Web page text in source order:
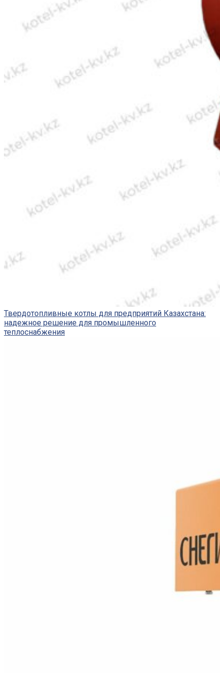
Твердотопливные котлы для предприятий Казахстана:
надежное решение для промышленного
теплоснабжения